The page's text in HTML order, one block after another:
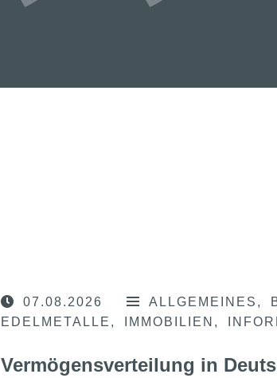
07.08.2026 ALLGEMEINES
EDELMETALLE
IMMOBILIEN
Vermögensverteilung in